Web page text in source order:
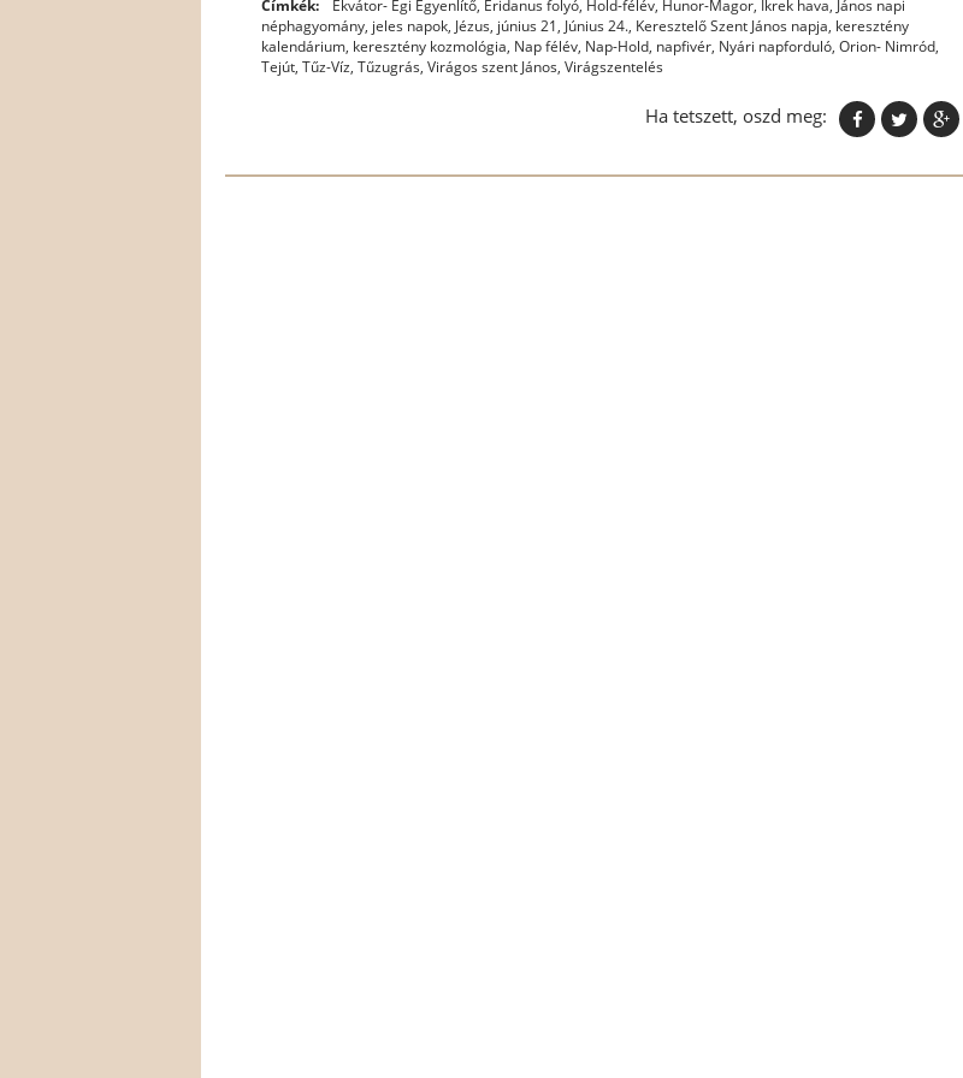
Címkék: Ekvátor- Égi Egyenlítő, Eridanus folyó, Hold-félév, Hunor-Magor, Ikrek hava, János napi
néphagyomány, jeles napok, Jézus, június 21, Június 24., Keresztelő Szent János napja, keresztény
kalendárium, keresztény kozmológia, Nap félév, Nap-Hold, napfivér, Nyári napforduló, Orion- Nimród,
Tejút, Tűz-Víz, Tűzugrás, Virágos szent János, Virágszentelés
Ha tetszett, oszd meg: